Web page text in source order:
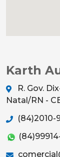
Karth
R. Gov.
Natal/RN -
(84)2010-